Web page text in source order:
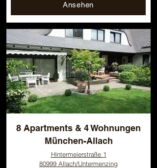
Ansehen
8 Apartments & 4 Wohnungen
München-Allach
Hintermeierstraße 1
80999 Allach/Untermenzing